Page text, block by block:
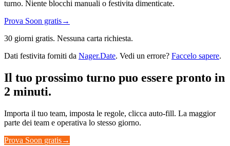
turno. Niente blocchi manuali o festivita dimenticate.
Prova Soon gratis→
30 giorni gratis. Nessuna carta richiesta.
Dati festivita forniti da Nager.Date. Vedi un errore? Faccelo sapere.
Il tuo prossimo turno puo essere pronto in
2 minuti.
Importa il tuo team, imposta le regole, clicca auto-fill. La maggior
parte dei team e operativa lo stesso giorno.
Prova Soon gratis→